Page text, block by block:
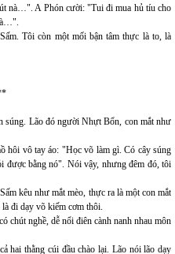
nà…". A Phón cười: "Tui đi mua hủ tíu cho
à…".
Tôi còn một mối bận tâm thực là to, là
súng. Lão đó người Nhựt Bổn, con mắt như
hôi vô tay áo: "Học võ làm gì. Có cây súng
được bằng nó". Nói vậy, nhưng đêm đó, tôi
kêu như mắt mèo, thực ra là một con mắt
đi dạy võ kiếm cơm thôi.
chút nghề, dễ nổi điên cành nanh nhau môn
hai thằng cúi đầu chào lại. Lão nói lão dạy